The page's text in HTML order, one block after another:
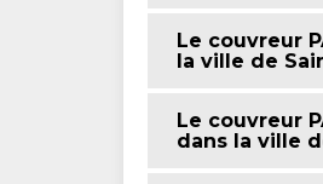
Le couvreur
la ville de
Le couvreur
dans la ville